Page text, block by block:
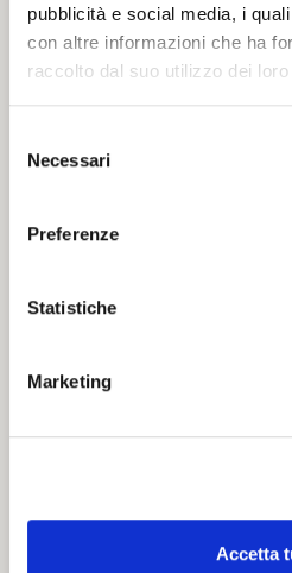
pubblicità e social media, i
con altre informazioni che ha
raccolto dal suo utilizzo dei
delNecessari
Preferenze
Statistiche
Marketing
Accetta
Procedimento
Iniziate a preparare la
mixer, uova e zucchero.
Ora, con molta cura e a più
leggermente infarinata e
stampo a ciambella,
Infornate a 170° per circa
a quando la superficie della